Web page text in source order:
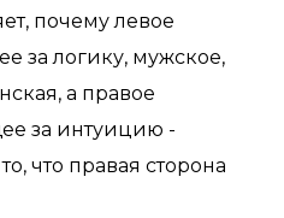
почему левое
за логику, мужское,
а правое
за интуицию -
что правая сторона